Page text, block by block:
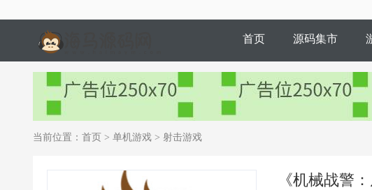
首页 源码集市
当前位置： 首页 > 单机游戏 > 射击游戏
《机械战警